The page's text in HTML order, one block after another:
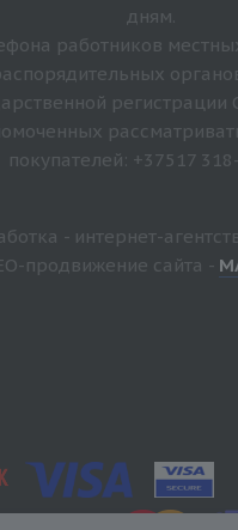
дням.
работников
регистрации
покупателей: +37517
- интернет-
продвижение сайта -